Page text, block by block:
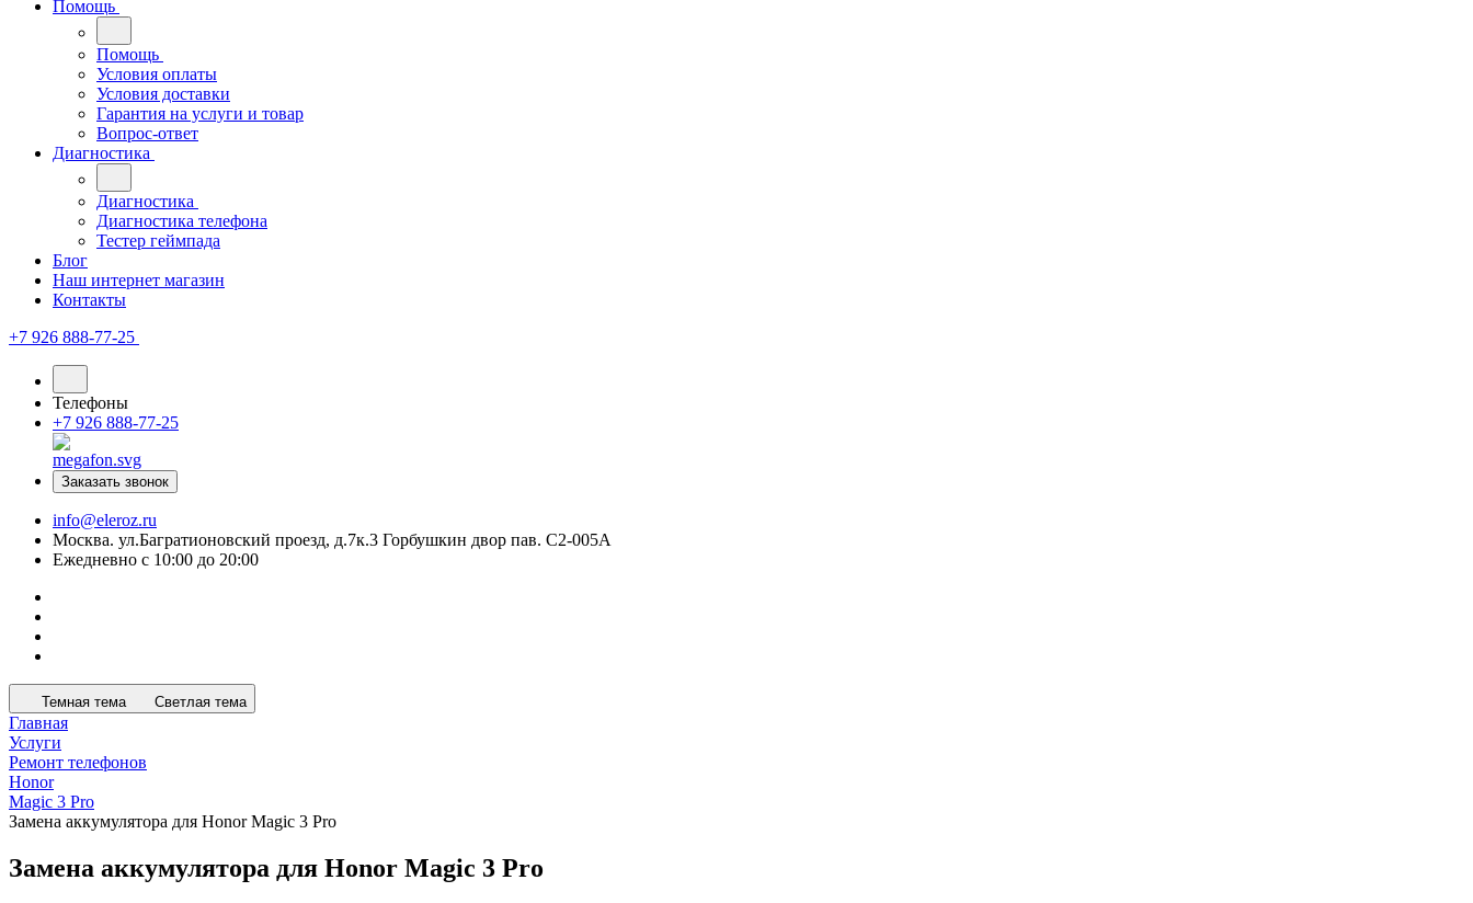
Помощь
Помощь
Условия оплаты
Условия доставки
Гарантия на услуги и товар
Вопрос-ответ
Диагностика
Диагностика
Диагностика телефона
Тестер геймпада
Блог
Наш интернет магазин
Контакты
+7 926 888-77-25
Телефоны
+7 926 888-77-25
Заказать звонок
info@eleroz.ru
Москва. ул.Багратионовский проезд, д.7к.3 Горбушкин двор пав. C2-005A
Ежедневно с 10:00 до 20:00
Темная тема Светлая тема
Главная
Услуги
Ремонт телефонов
Honor
Magic 3 Pro
Замена аккумулятора для Honor Magic 3 Pro
Замена аккумулятора для Honor Magic 3 Pro